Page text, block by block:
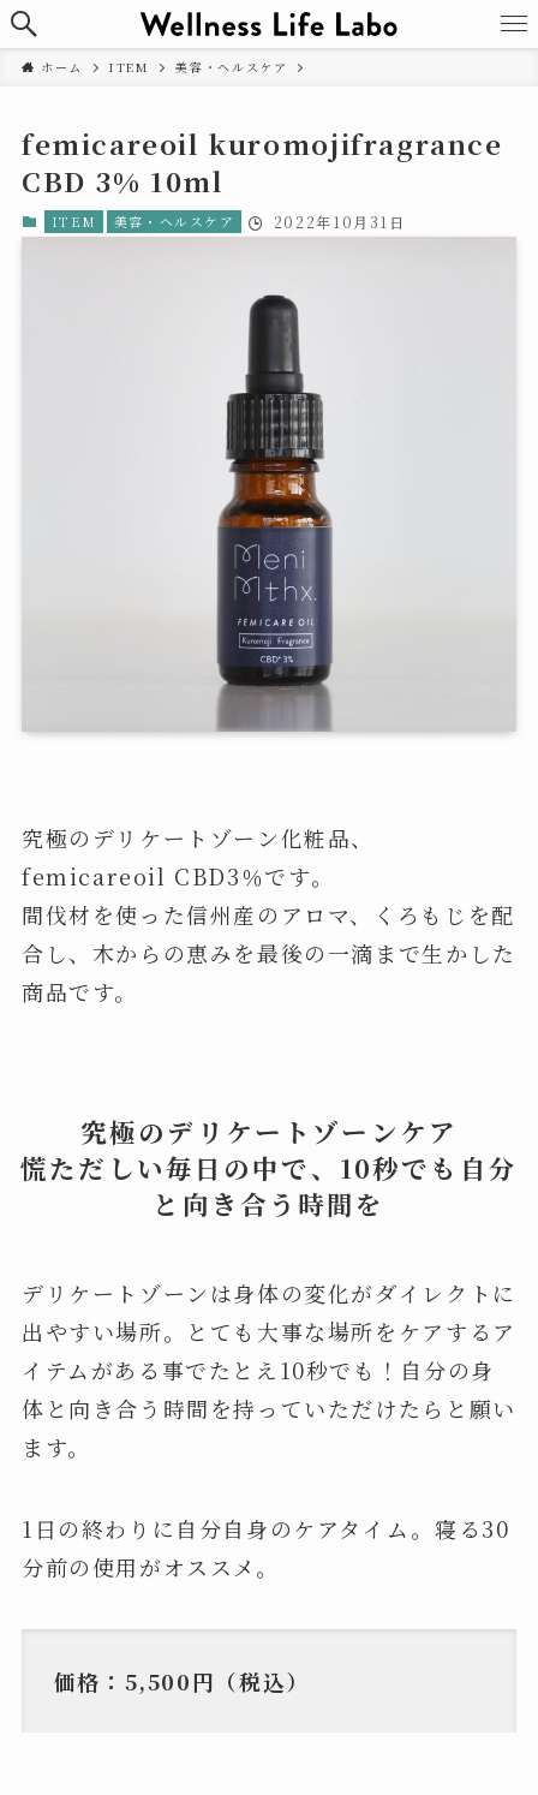
ホーム ITEM 美容・ヘルスケア
femicareoil kuromojifragrance
CBD 3% 10ml
ITEM 美容・ヘルスケア 2022年10月31日
究極のデリケートゾーン化粧品、
femicareoil CBD3％です。
間伐材を使った信州産のアロマ、くろもじを配
合し、木からの恵みを最後の一滴まで生かした
商品です。
究極のデリケートゾーンケア
慌ただしい毎日の中で、10秒でも自分
と向き合う時間を
デリケートゾーンは身体の変化がダイレクトに
出やすい場所。とても大事な場所をケアするア
イテムがある事でたとえ10秒でも！自分の身
体と向き合う時間を持っていただけたらと願い
ます。
1日の終わりに自分自身のケアタイム。寝る30
分前の使用がオススメ。
価格：5,500円（税込）